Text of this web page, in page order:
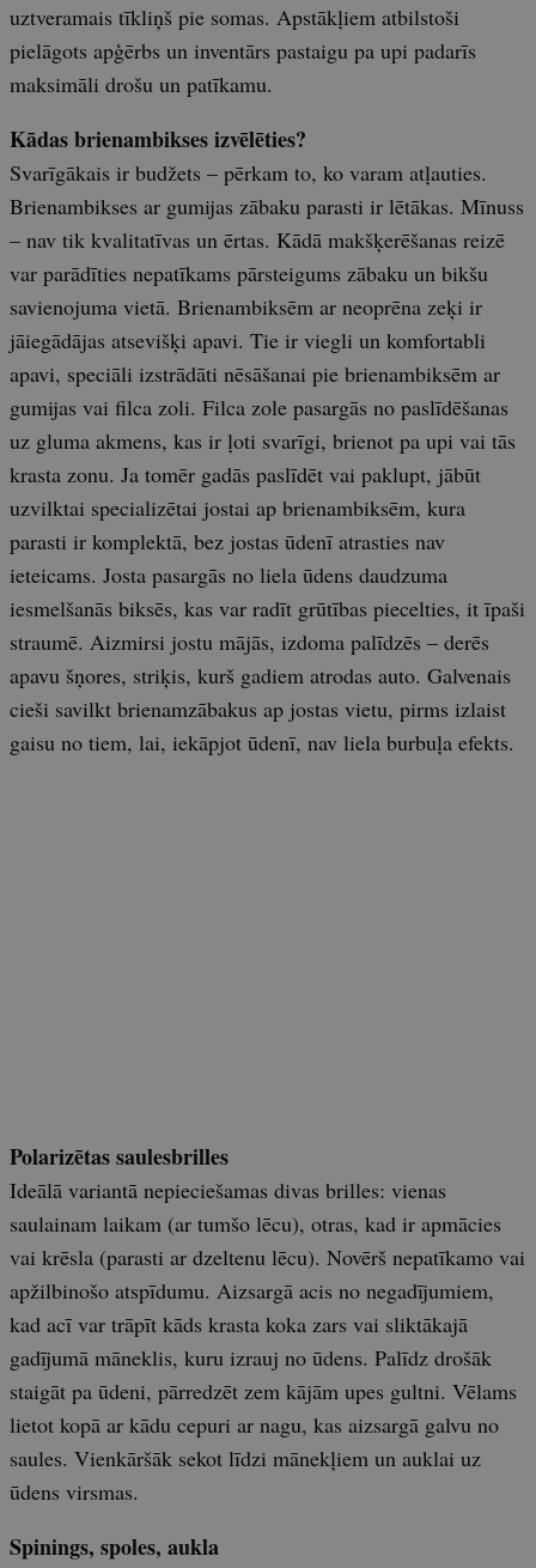
uztveramais tīkliņš pie somas. Apstākļiem atbilstoši
pielāgots apģērbs un inventārs pastaigu pa upi padarīs
maksimāli drošu un patīkamu.
Kādas brienambikses izvēlēties?
Svarīgākais ir budžets – pērkam to, ko varam atļauties.
Brienambikses ar gumijas zābaku parasti ir lētākas. Mīnuss
– nav tik kvalitatīvas un ērtas. Kādā makšķerēšanas reizē
var parādīties nepatīkams pārsteigums zābaku un bikšu
savienojuma vietā. Brienambiksēm ar neoprēna zeķi ir
jāiegādājas atsevišķi apavi. Tie ir viegli un komfortabli
apavi, speciāli izstrādāti nēsāšanai pie brienambiksēm ar
gumijas vai filca zoli. Filca zole pasargās no paslīdēšanas
uz gluma akmens, kas ir ļoti svarīgi, brienot pa upi vai tās
krasta zonu. Ja tomēr gadās paslīdēt vai paklupt, jābūt
uzvilktai specializētai jostai ap brienambiksēm, kura
parasti ir komplektā, bez jostas ūdenī atrasties nav
ieteicams. Josta pasargās no liela ūdens daudzuma
iesmelšanās biksēs, kas var radīt grūtības piecelties, it īpaši
straumē. Aizmirsi jostu mājās, izdoma palīdzēs – derēs
apavu šņores, striķis, kurš gadiem atrodas auto. Galvenais
cieši savilkt brienamzābakus ap jostas vietu, pirms izlaist
gaisu no tiem, lai, iekāpjot ūdenī, nav liela burbuļa efekts.
Polarizētas saulesbrilles
Ideālā variantā nepieciešamas divas brilles: vienas
saulainam laikam (ar tumšo lēcu), otras, kad ir apmācies
vai krēsla (parasti ar dzeltenu lēcu). Novērš nepatīkamo vai
apžilbinošo atspīdumu. Aizsargā acis no negadījumiem,
kad acī var trāpīt kāds krasta koka zars vai sliktākajā
gadījumā māneklis, kuru izrauj no ūdens. Palīdz drošāk
staigāt pa ūdeni, pārredzēt zem kājām upes gultni. Vēlams
lietot kopā ar kādu cepuri ar nagu, kas aizsargā galvu no
saules. Vienkāršāk sekot līdzi mānekļiem un auklai uz
ūdens virsmas.
Spinings, spoles, aukla